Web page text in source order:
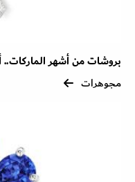
بروشات من أشهر الماركات..
مجوهرات